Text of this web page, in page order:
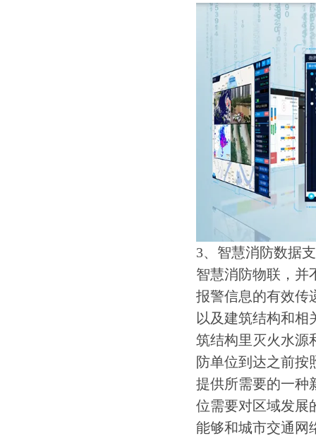
3、智慧消防数据
智慧消防物联，并
报警信息的有效传
以及建筑结构和相
筑结构里灭火水源
防单位到达之前按
提供所需要的一种
位需要对区域发展
能够和城市交通网